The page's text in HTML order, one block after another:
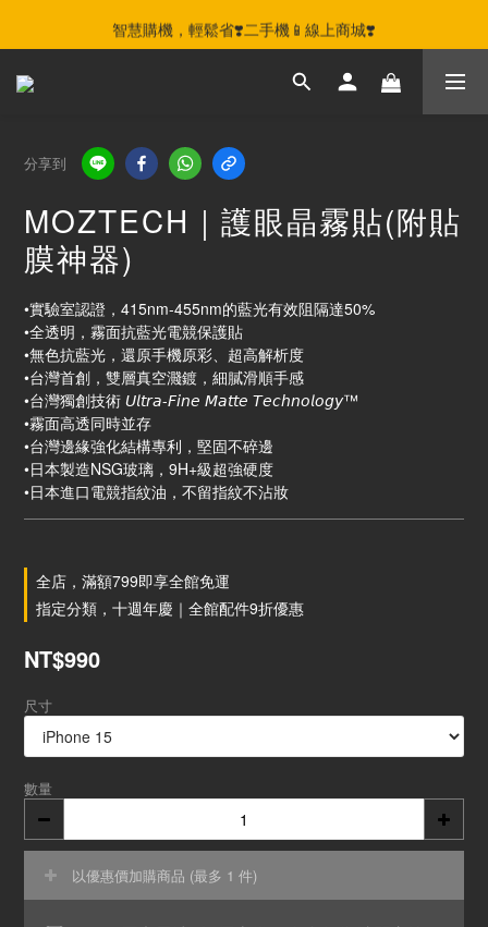
智慧購機，輕鬆省❣️二手機📱線上商城❣️
智慧購機，輕鬆省❣️二手機📱線上商城❣️
📢挑戰最低價📢iPhone 原廠電池熱銷到貨🛒
分享到
MOZTECH｜護眼晶霧貼(附貼
膜神器)
•實驗室認證，415nm-455nm的藍光有效阻隔達50%
•全透明，霧面抗藍光電競保護貼
•無色抗藍光，還原手機原彩、超高解析度
•台灣首創，雙層真空濺鍍，細膩滑順手感
•台灣獨創技術 𝘜𝘭𝘵𝘳𝘢-𝘍𝘪𝘯𝘦 𝘔𝘢𝘵𝘵𝘦 𝘛𝘦𝘤𝘩𝘯𝘰𝘭𝘰𝘨𝘺™
•霧面高透同時並存
•台灣邊緣強化結構專利，堅固不碎邊
•日本製造NSG玻璃，9H+級超強硬度
•日本進口電競指紋油，不留指紋不沾妝
全店，滿額799即享全館免運
指定分類，十週年慶｜全館配件9折優惠
NT$990
尺寸
數量
以優惠價加購商品 (最多 1 件)